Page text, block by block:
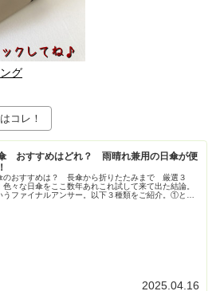
グ
コレ！
おすすめはどれ？ 雨晴れ兼用の日傘が便
のおすすめは？ 長傘から折りたたみまで 厳選３
色々な日傘をここ数年あれこれ試して来て出た結論。
うファイナルアンサー。以下３種類をご紹介。①とに
2025.04.16